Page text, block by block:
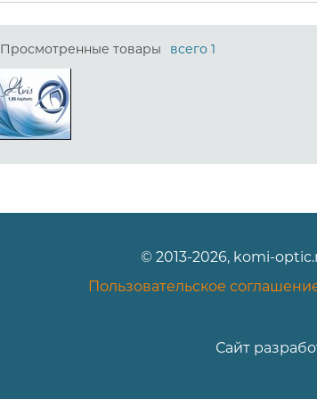
Просмотренные товары всего 1
© 2013-2026, komi-
Пользовательское
Сайт